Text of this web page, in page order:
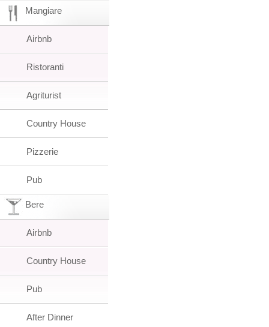
Mangiare
Airbnb
Ristoranti
Agriturist
Country House
Pizzerie
Pub
Bere
Airbnb
Country House
Pub
After Dinner